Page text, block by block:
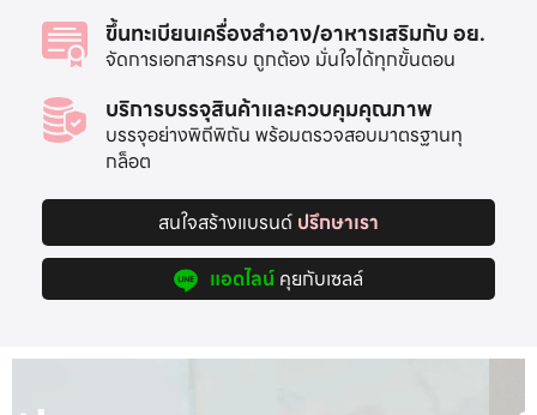
ขึ้นทะเบียนเครื่องสำอาง/อาหารเสริมกับ อย.
จัดการเอกสารครบ ถูกต้อง มั่นใจได้ทุกขั้นตอน
บริการบรรจุสินค้าและควบคุมคุณภาพ
บรรจุอย่างพิถีพิถัน พร้อมตรวจสอบมาตรฐานทุ
กล็อต
สนใจสร้างแบรนด์ ปรึกษาเรา
แอดไลน์ คุยกับเซลล์